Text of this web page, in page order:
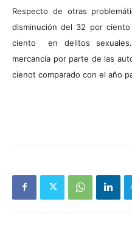
Respecto de otras
disminución del 32 por
ciento en delitos
mercancía por parte de las
cienot comparado con el año